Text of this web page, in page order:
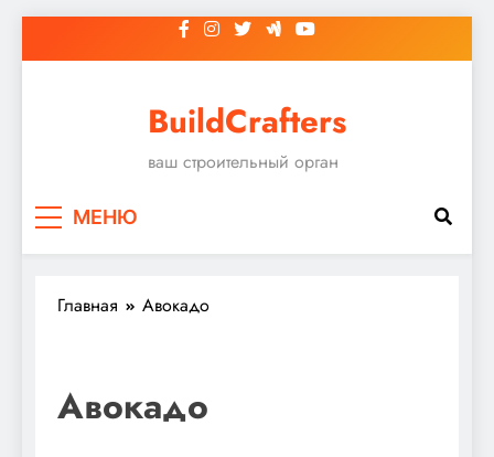
к
BuildCrafters
ваш строительный орган
МЕНЮ
Главная Авокадо
Авокадо